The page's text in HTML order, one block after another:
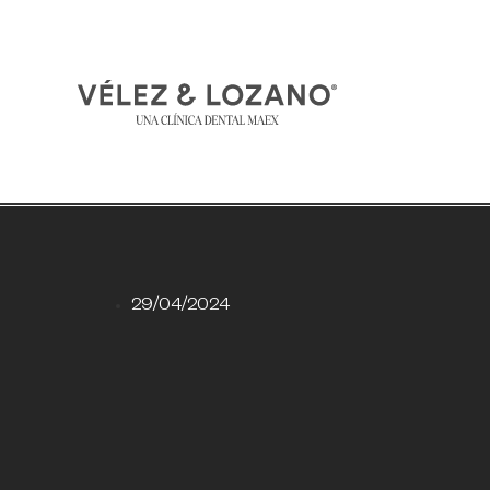
29/04/2024